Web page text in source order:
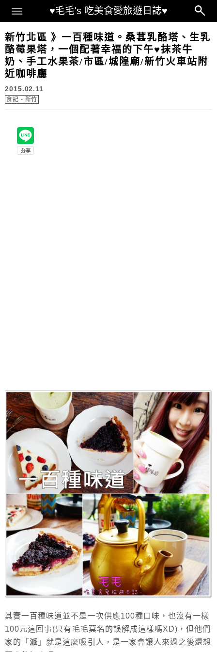
♥毛毛's 吃美食愛旅遊日誌♥
Main Menu
新竹北區 》一百種味道。桑葚乳酪塔、生乳
酪莓果塔，一個配著幸福的下午♥抹茶牛
奶、手工水果茶/市區/城隍廟/新竹火車站附
近咖啡廳
2015.02.11
食記 - 新竹
其實一百種味道並不是一次供應100種口味，也沒有一樣
100元這回事(只有毛毛莫名的誤解成這樣嗎XD)，但他們
家的「派 」就是這麼吸引人，是一家會讓人來過之後還想